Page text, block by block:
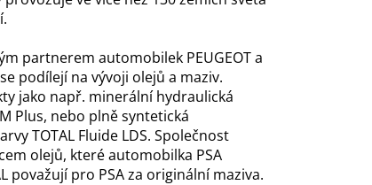
partnerem automobilek PEUGEOT a
podílejí na vývoji olejů a maziv.
jako např. minerální hydraulická
Plus, nebo plně syntetická
TOTAL Fluide LDS. Společnost
olejů, které automobilka PSA
považují pro PSA za originální maziva.